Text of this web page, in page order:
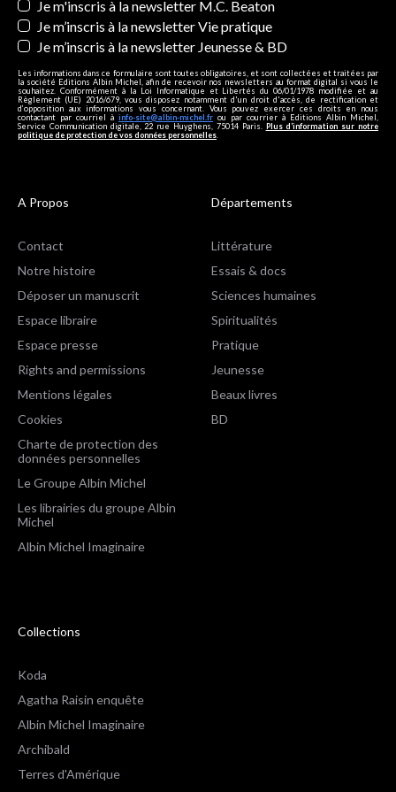
Je m'inscris à la newsletter M.C. Beaton
Je m’inscris à la newsletter Vie pratique
Je m’inscris à la newsletter Jeunesse & BD
Les informations dans ce formulaire sont toutes obligatoires, et sont collectées et traitées par
la société Editions Albin Michel, afin de recevoir nos newsletters au format digital si vous le
souhaitez. Conformément à la Loi Informatique et Libertés du 06/01/1978 modifiée et au
Règlement (UE) 2016/679, vous disposez notamment d'un droit d'accès, de rectification et
d’opposition aux informations vous concernant. Vous pouvez exercer ces droits en nous
contactant par courriel à info-site@albin-michel.fr ou par courrier à Editions Albin Michel,
Service Communication digitale, 22 rue Huyghens, 75014 Paris. Plus d’information sur notre
politique de protection de vos données personnelles
A Propos
Contact
Notre histoire
Déposer un manuscrit
Espace libraire
Espace presse
Rights and permissions
Mentions légales
Cookies
Charte de protection des
données personnelles
Le Groupe Albin Michel
Les librairies du groupe Albin
Michel
Albin Michel Imaginaire
Départements
Littérature
Essais & docs
Sciences humaines
Spiritualités
Pratique
Jeunesse
Beaux livres
BD
Collections
Koda
Agatha Raisin enquête
Albin Michel Imaginaire
Archibald
Terres d'Amérique